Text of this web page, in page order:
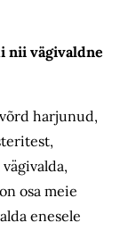
nii vägivaldne
harjunud,
osa meie
enesele